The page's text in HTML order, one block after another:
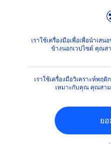
เราใช้เครื่องมือเพื่อเพื่อนำเส
ข้างนอกเวปไซต์ คุณส
เราใช้เครื่องมือวิเคราะห์พฤ
เหมาะกับคุณ คุณสาม
ย
คำแนะนำ ขาแตกลาย แ